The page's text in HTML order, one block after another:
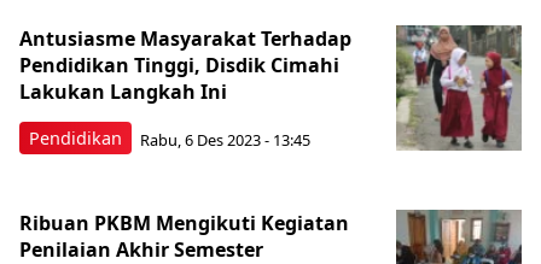
Pendidikan
Antusiasme Masyarakat Terhadap
Pendidikan Tinggi, Disdik Cimahi
Lakukan Langkah Ini
Rabu, 6 Des 2023 - 13:45
Ribuan PKBM Mengikuti Kegiatan
Penilaian Akhir Semester